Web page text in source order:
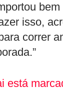
isso,
correr
está